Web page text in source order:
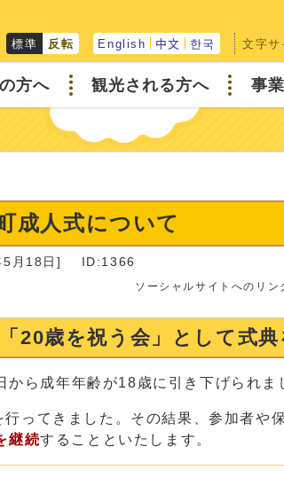
標準 反転 English 中文 한국 文字サ
方へ 観光される方へ 事
成人式について
月18日] ID:1366
ソーシャルサイトへのリ
20歳を祝う会」として式
ら成年年齢が18歳に引き下げられま
ってきました。その結果、参加者や
継続することといたします。